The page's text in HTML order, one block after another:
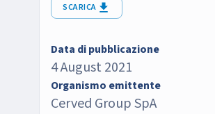
SCARICA
Data di pubblicazione
4 August 2021
Organismo emittente
Cerved Group SpA